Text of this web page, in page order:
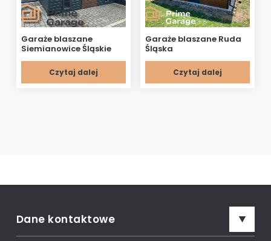
Garaże blaszane
Siemianowice Śląskie
Czytaj dalej
Garaże blaszane Ruda
Śląska
Czytaj dalej
Dane kontaktowe